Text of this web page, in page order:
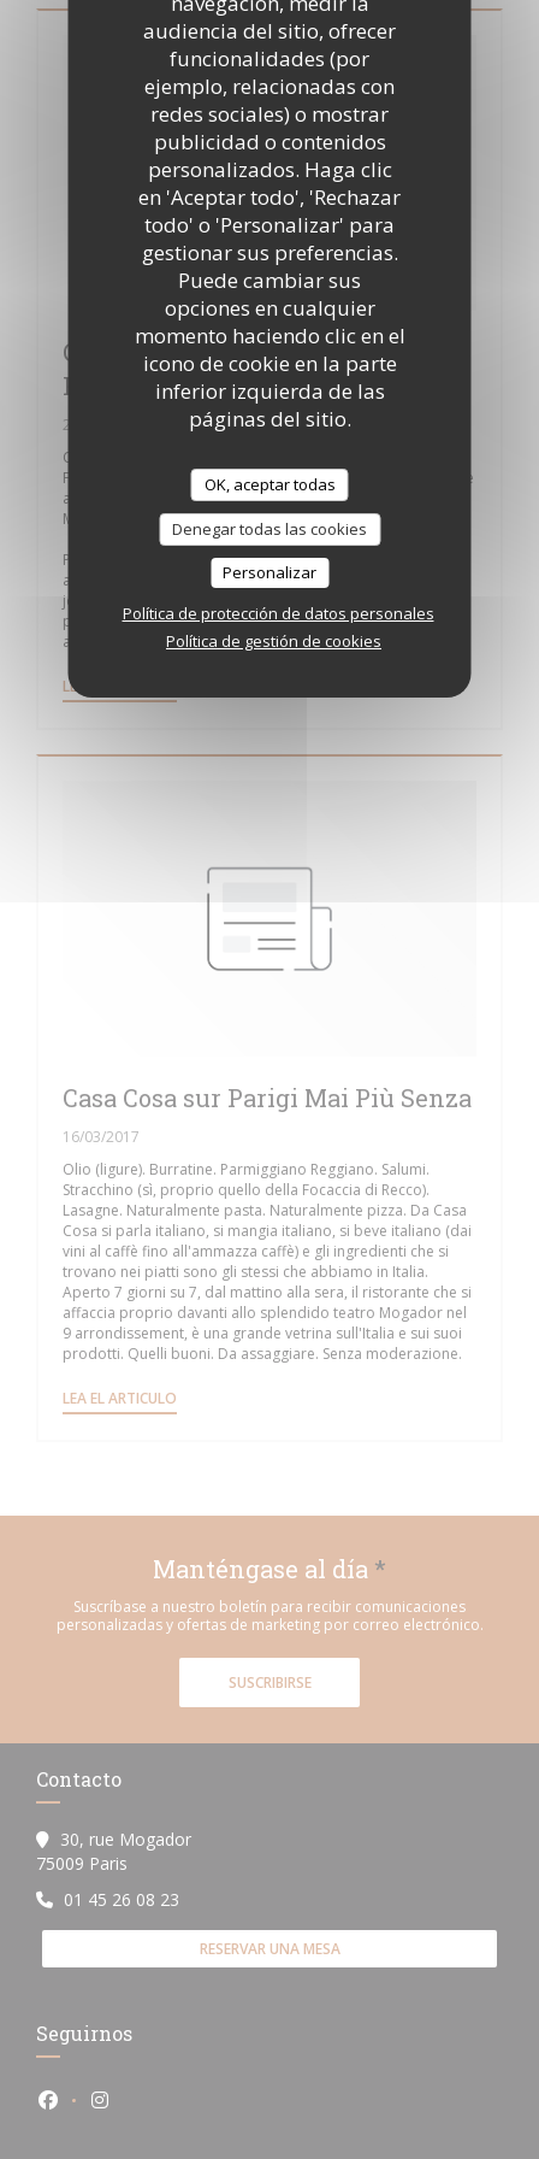
audiencia del sitio, ofrecer
funcionalidades (por
ejemplo, relacionadas con
redes sociales) o mostrar
publicidad o contenidos
personalizados. Haga clic
en 'Aceptar todo', 'Rechazar
todo' o 'Personalizar' para
gestionar sus preferencias.
Puede cambiar sus
opciones en cualquier
momento haciendo clic en el
icono de cookie en la parte
inferior izquierda de las
páginas del sitio.
OK, aceptar todas
Denegar todas las cookies
Personalizar
Política de protección de datos personales
Política de gestión de cookies
Casa Cosa sur Secrets de
Parisiennes
24/03/2017
Casa Cosa : la bonne adresse italienne
Fraîchement redécoré, le restaurant Casa Cosa est une belle
adresse à ne pas manquer, à deux pas des Grands
Magasins et du Théâtre Mogador.
Pour les amateurs de pastas, pizzas et apéros dînatoires
autour d'une bonne planche, vous êtes à bon port. Avec sa
jolie déco façon loft design et sa carte variée composée de
produits frais, le restaurant Casa Cosa a trouvé la parfaite
addition pour nous régaler 7 jours sur 7.
LEA EL ARTICULO
Casa Cosa sur Parigi Mai Più Senza
16/03/2017
Olio (ligure). Burratine. Parmiggiano Reggiano. Salumi.
Stracchino (sì, proprio quello della Focaccia di Recco).
Lasagne. Naturalmente pasta. Naturalmente pizza. Da Casa
Cosa si parla italiano, si mangia italiano, si beve italiano (dai
vini al caffè fino all'ammazza caffè) e gli ingredienti che si
trovano nei piatti sono gli stessi che abbiamo in Italia.
Aperto 7 giorni su 7, dal mattino alla sera, il ristorante che si
affaccia proprio davanti allo splendido teatro Mogador nel
9 arrondissement, è una grande vetrina sull'Italia e sui suoi
prodotti. Quelli buoni. Da assaggiare. Senza moderazione.
LEA EL ARTICULO
Manténgase al día *
Suscríbase a nuestro boletín para recibir comunicaciones
personalizadas y ofertas de marketing por correo electrónico.
SUSCRIBIRSE
Contacto
30, rue Mogador
75009 Paris
01 45 26 08 23
RESERVAR UNA MESA
Seguirnos
Facebook ((abre en una nueva ventana))
Instagram ((abre en una nueva ventana))